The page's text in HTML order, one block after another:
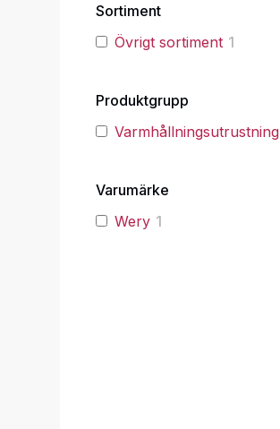
Sortiment
Övrigt sortiment 1
Produktgrupp
Varmhållningsutrustning
Varumärke
Wery 1